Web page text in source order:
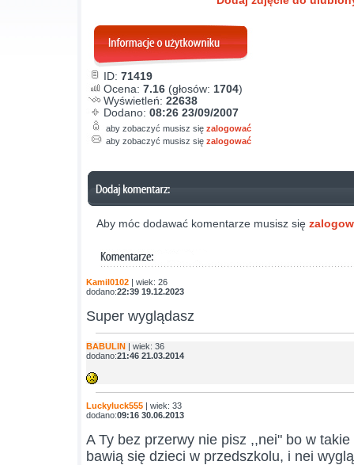
ID: 71419
Ocena: 7.16 (głosów: 1704)
Wyświetleń: 22638
Dodano: 08:26 23/09/2007
aby zobaczyć musisz się zalogować
aby zobaczyć musisz się zalogować
Aby móc dodawać komentarze musisz się
Kamil0102 | wiek: 26
dodano:22:39 19.12.2023
Super wyglądasz
BABULIN | wiek: 36
dodano:21:46 21.03.2014
Luckyluck555 | wiek: 33
dodano:09:16 30.06.2013
A Ty bez przerwy nie pisz ,,nei" bo w
bawią się dzieci w przedszkolu, i nei